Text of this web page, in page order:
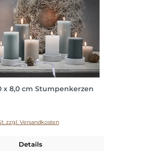
x 8,0 cm Stumpenkerzen
zzgl. Versandkosten
Details